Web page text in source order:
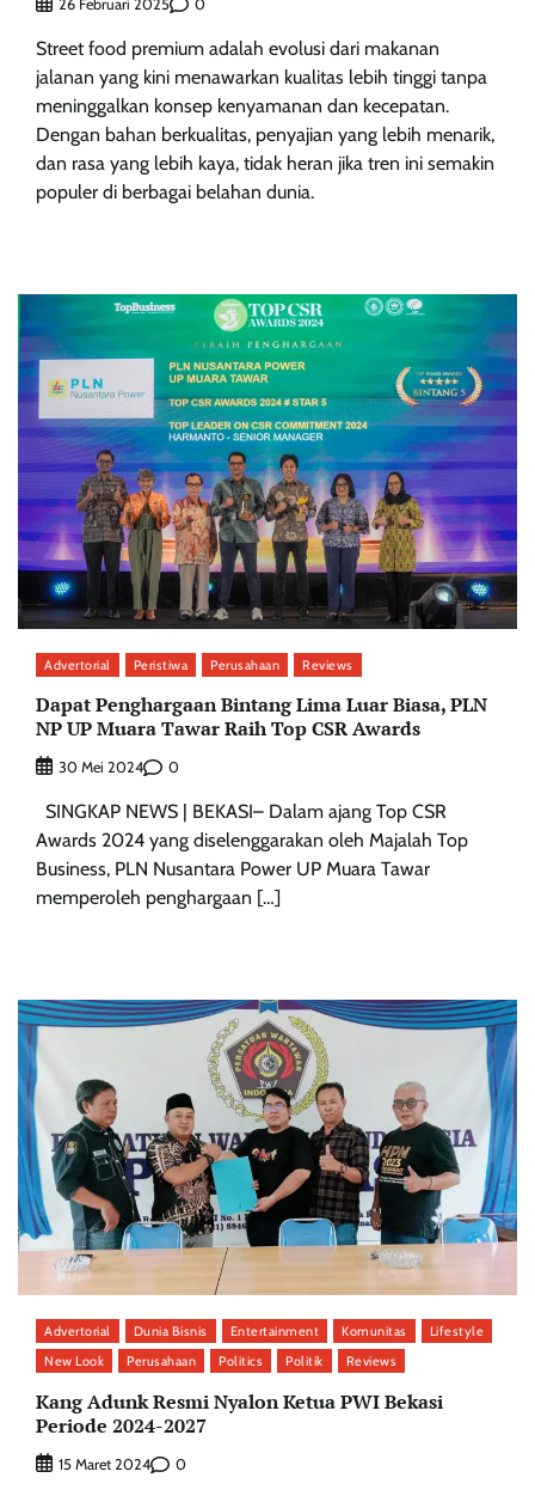
26 Februari 2025 0
Street food premium adalah evolusi dari makanan
jalanan yang kini menawarkan kualitas lebih tinggi tanpa
meninggalkan konsep kenyamanan dan kecepatan.
Dengan bahan berkualitas, penyajian yang lebih menarik,
dan rasa yang lebih kaya, tidak heran jika tren ini semakin
populer di berbagai belahan dunia.
Advertorial Peristiwa Perusahaan Reviews
Dapat Penghargaan Bintang Lima Luar Biasa, PLN
NP UP Muara Tawar Raih Top CSR Awards
30 Mei 2024 0
SINGKAP NEWS | BEKASI– Dalam ajang Top CSR
Awards 2024 yang diselenggarakan oleh Majalah Top
Business, PLN Nusantara Power UP Muara Tawar
memperoleh penghargaan […]
Advertorial Dunia Bisnis Entertainment Komunitas
Lifestyle
New Look
Perusahaan Politics Politik Reviews
Kang Adunk Resmi Nyalon Ketua PWI Bekasi
Periode 2024-2027
15 Maret 2024 0